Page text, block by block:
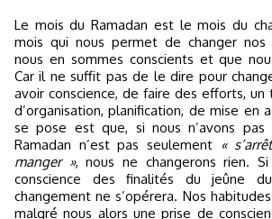
Le mois du Ramadan est le mois du
mois qui nous permet de changer nos
nous en sommes conscients et que
Car il ne suffit pas de le dire pour
avoir conscience, de faire des efforts,
d’organisation, planification, de mise en
se pose est que, si nous n’avons pas
Ramadan n’est pas seulement «
manger », nous ne changerons rien. Si
conscience des finalités du jeûne du
changement ne s’opérera. Nos
malgré nous alors une prise de